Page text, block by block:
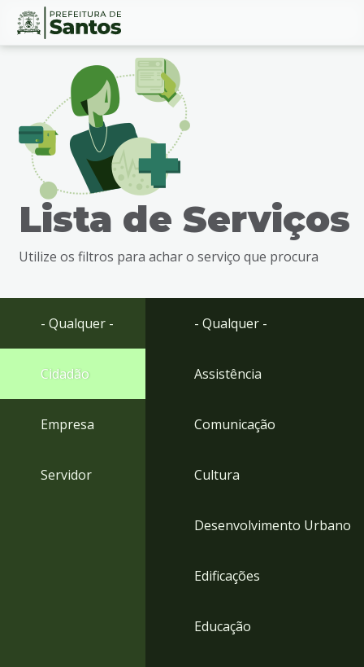
Ir
busca
Ir
rodapé
Conteúdo
Lista de Serviços
Utilize os filtros para achar o serviço que procura
- Qualquer -
Cidadão
Empresa
Servidor
- Qualquer -
Assistência
Comunicação
Cultura
Desenvolvimento Urbano
Edificações
Educação